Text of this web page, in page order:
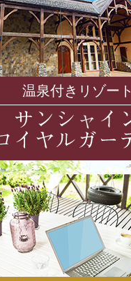
温泉付きリゾート